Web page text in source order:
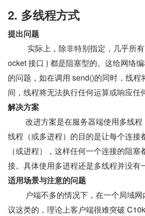
2. 多线程方式
提出问题
实际上，除非特别指定，几乎所有
ocket 接口 ) 都是阻塞型的。这给网络
的问题，如在调用 send()的同时，线程
间，线程将无法执行任何运算或响应任
解决方案
改进方案是在服务器端使用多线程
线程（或多进程）的目的是让每个连接
（或进程），这样任何一个连接的阻
接。具体使用多进程还是多线程并没有
适用场景与注意的问题
户端不多的情况下，在一个局域网
议这类的，理论上客户端很难突破